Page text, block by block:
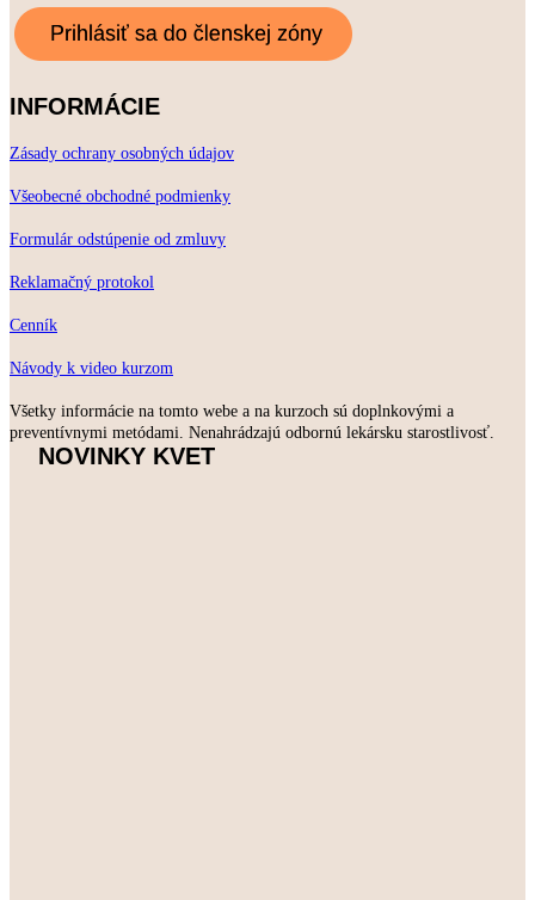
INFORMÁCIE
Zásady ochrany osobných údajov
Všeobecné obchodné podmienky
Formulár odstúpenie od zmluvy
Reklamačný protokol
Cenník
Návody k video kurzom
Všetky informácie na tomto webe a na kurzoch sú doplnkovými a
preventívnymi metódami. Nenahrádzajú odbornú lekársku starostlivosť.
NOVINKY KVET